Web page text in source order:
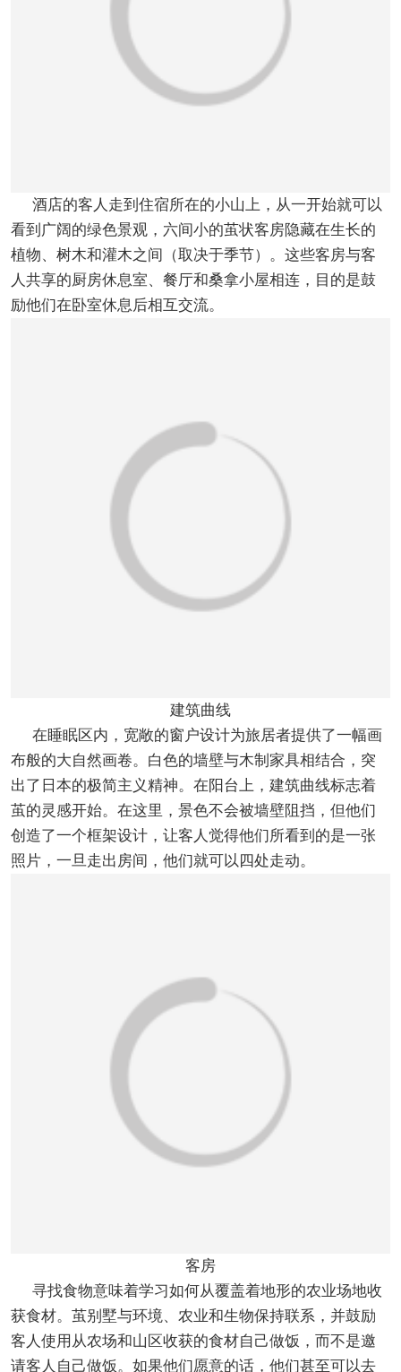
酒店的客人走到住宿所在的小山上，从一开始就可以
看到广阔的绿色景观，六间小的茧状客房隐藏在生长的
植物、树木和灌木之间（取决于季节）。这些客房与客
人共享的厨房休息室、餐厅和桑拿小屋相连，目的是鼓
励他们在卧室休息后相互交流。
建筑曲线
在睡眠区内，宽敞的窗户设计为旅居者提供了一幅画
布般的大自然画卷。白色的墙壁与木制家具相结合，突
出了日本的极简主义精神。在阳台上，建筑曲线标志着
茧的灵感开始。在这里，景色不会被墙壁阻挡，但他们
创造了一个框架设计，让客人觉得他们所看到的是一张
照片，一旦走出房间，他们就可以四处走动。
客房
寻找食物意味着学习如何从覆盖着地形的农业场地收
获食材。茧别墅与环境、农业和生物保持联系，并鼓励
客人使用从农场和山区收获的食材自己做饭，而不是邀
请客人自己做饭。如果他们愿意的话，他们甚至可以去